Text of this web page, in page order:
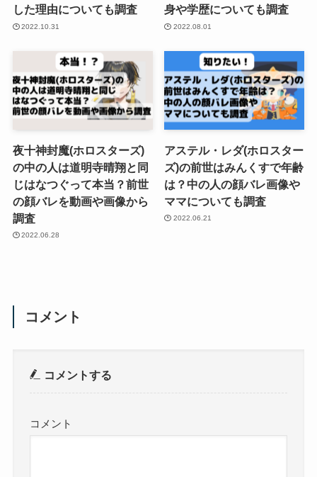
した理由についても調査
2022.10.31
身や学歴についても調査
2022.08.01
夜十神封魔(ホロスターズ)
の中の人は道明寺晴翔と同
じはなつぐって本当？前世
の顔バレを動画や画像から
調査
2022.06.28
アステル・レダ(ホロスター
ズ)の前世はみんくすで年齢
は？中の人の顔バレ画像や
ママについても調査
2022.06.21
コメント
コメントする
コメント